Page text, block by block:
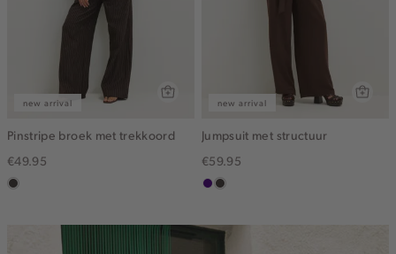
new arrival
Pinstripe broek met trekkoord
€49.95
choco
new arrival
Jumpsuit met structuur
€59.95
indigochoco